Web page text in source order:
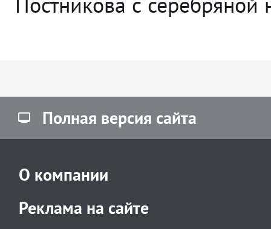
Полная версия сайта
О компании
Реклама на сайте